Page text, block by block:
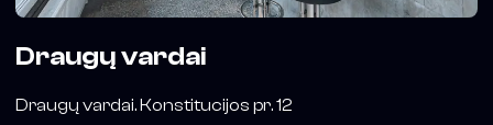
Draugų vardai
Draugų vardai. Konstitucijos pr. 12